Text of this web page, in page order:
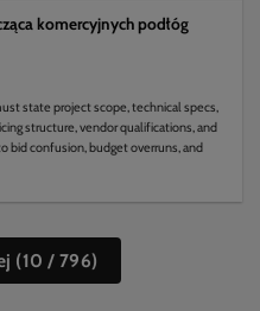
komercyjnych podłóg
state project scope, technical specs,
structure, vendor qualifications, and
bid confusion, budget overruns, and
(10 / 796)